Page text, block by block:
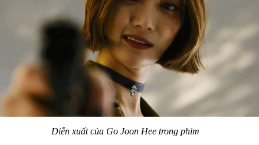
Diễn xuất của Go Joon Hee trong phim